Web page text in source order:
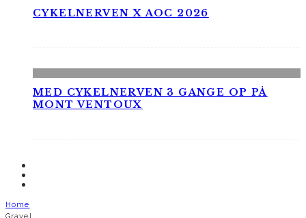
CYKELNERVEN X AOC 2026
MED CYKELNERVEN 3 GANGE OP PÅ
MONT VENTOUX
Home
Gravel